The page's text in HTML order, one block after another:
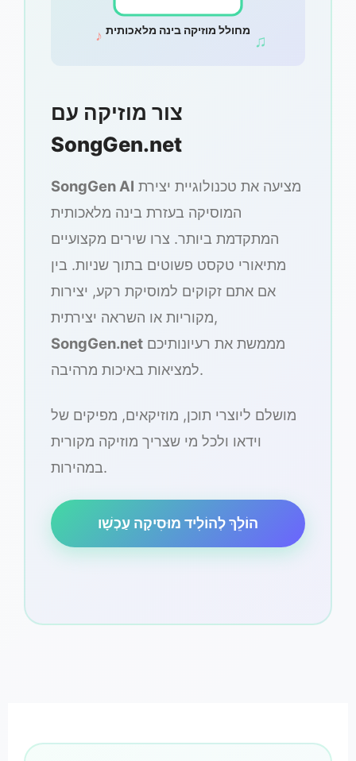
מחולל מוזיקה בינה מלאכותית ♪ ♫
צור מוזיקה עם
SongGen.net
SongGen AI
המוסיקה בעזרת בינה מלאכותית
המתקדמת ביותר. צרו שירים מקצועיים
מתיאורי טקסט פשוטים בתוך שניות. בין
אם אתם זקוקים למוסיקת רקע, יצירות
מקוריות או השראה יצירתית,
SongGen.net
למציאות באיכות מרהיבה.
מושלם ליוצרי תוכן, מוזיקאים, מפיקים של
וידאו ולכל מי שצריך מוזיקה מקורית
במהירות.
הוֹלֵךְ לְהוֹלִיד מוּסִיקָה עַכְשָׁו